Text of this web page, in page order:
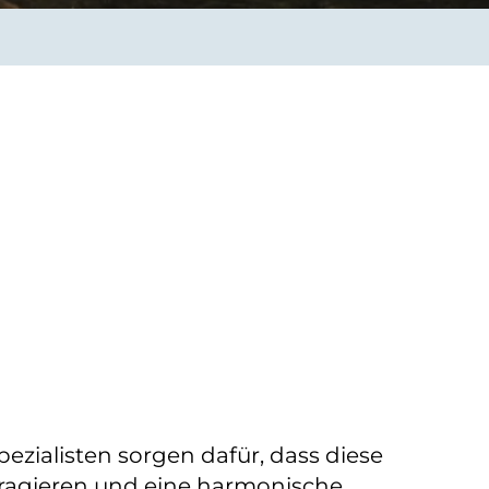
automatisierte IT-
sorgen dafür, dass diese